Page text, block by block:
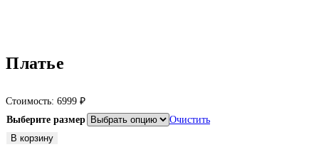
Платье
Стоимость: 6999 ₽
Выберите размер
Очистить
Количество
В корзину